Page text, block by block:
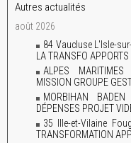
Autres actualités
août 2026
84 Vaucluse L'Isle-
LA TRANSFO APPORTS
ALPES
MISSION GROUPE
MORBIHAN
DÉPENSES PROJET
35 Ille-et-Vilaine
TRANSFORMATION